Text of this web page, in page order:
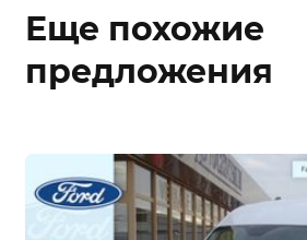
Еще похожие
предложения